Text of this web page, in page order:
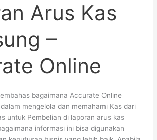
Arus Kas
–
Online
bagaimana Accurate Online
mengelola dan memahami Kas dari
untuk Pembelian di laporan arus kas
informasi ini bisa digunakan